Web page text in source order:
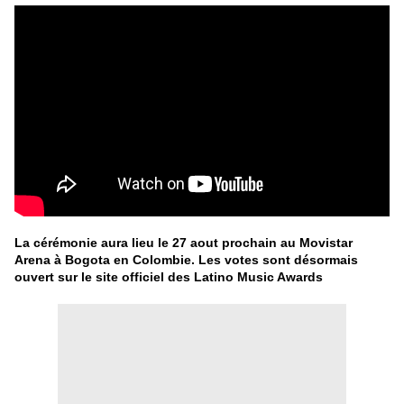
La cérémonie aura lieu le 27 aout prochain au Movistar
Arena à Bogota en Colombie. Les votes sont désormais
ouvert sur le site officiel des Latino Music Awards